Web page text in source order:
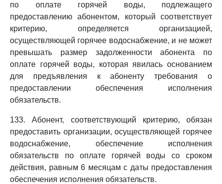
по оплате горячей воды, подлежащего
предоставлению абонентом, который соответствует
критерию, определяется организацией,
осуществляющей горячее водоснабжение, и не может
превышать размер задолженности абонента по
оплате горячей воды, которая явилась основанием
для предъявления к абоненту требования о
предоставлении обеспечения исполнения
обязательств.
133. Абонент, соответствующий критерию, обязан
предоставить организации, осуществляющей горячее
водоснабжение, обеспечение исполнения
обязательств по оплате горячей воды со сроком
действия, равным 6 месяцам с даты предоставления
обеспечения исполнения обязательств.